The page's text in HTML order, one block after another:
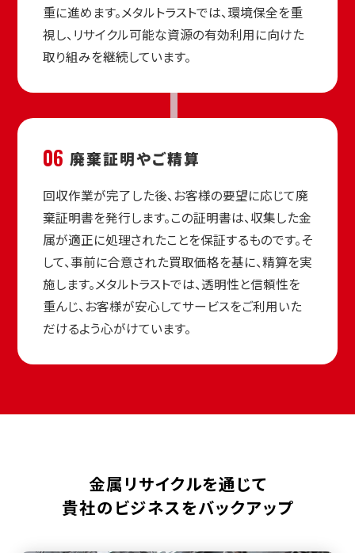
重に進めます。メタルトラストでは、環境保全を重
視し、リサイクル可能な資源の有効利用に向けた
取り組みを継続しています。
06 廃棄証明やご精算
回収作業が完了した後、お客様の要望に応じて廃
棄証明書を発行します。この証明書は、収集した金
属が適正に処理されたことを保証するものです。そ
して、事前に合意された買取価格を基に、精算を実
施します。メタルトラストでは、透明性と信頼性を
重んじ、お客様が安心してサービスをご利用いた
だけるよう心がけています。
金属リサイクルを通じて
貴社のビジネスをバックアップ